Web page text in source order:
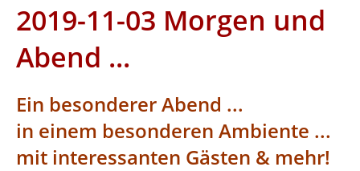
2019-11-03 Morgen und
Abend ...
Ein besonderer Abend ...
in einem besonderen Ambiente ...
mit interessanten Gästen & mehr!